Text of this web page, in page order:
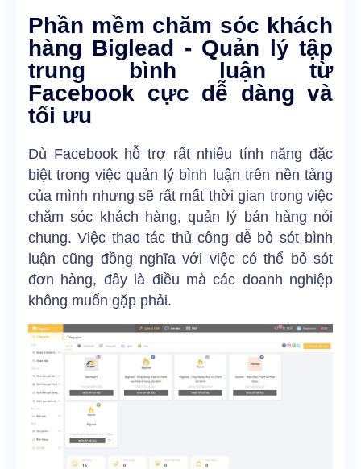
Phần mềm chăm sóc khách
hàng Biglead - Quản lý tập
trung bình luận từ
Facebook cực dễ dàng và
tối ưu
Dù Facebook hỗ trợ rất nhiều tính năng đặc
biệt trong việc quản lý bình luận trên nền tảng
của mình nhưng sẽ rất mất thời gian trong việc
chăm sóc khách hàng, quản lý bán hàng nói
chung. Việc thao tác thủ công dễ bỏ sót bình
luận cũng đồng nghĩa với việc có thể bỏ sót
đơn hàng, đây là điều mà các doanh nghiệp
không muốn gặp phải.